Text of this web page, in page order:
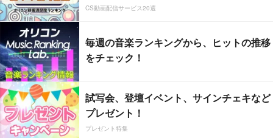
CS動画配信サービス20選
毎週の音楽ランキングから、ヒットの推移
をチェック！
試写会、登壇イベント、サインチェキなど
プレゼント！
プレゼント特集